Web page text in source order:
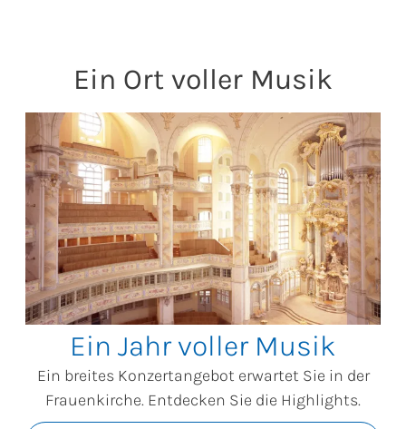
Ein Ort voller Musik
Ein Jahr voller Musik
Ein breites Konzertangebot erwartet Sie in der
Frauenkirche. Entdecken Sie die Highlights.